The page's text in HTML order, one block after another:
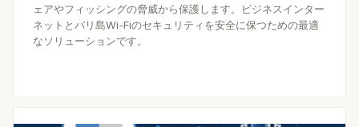
ェアやフィッシングの脅威から保護します。ビジネスインター
ネットとバリ島Wi-Fiのセキュリティを安全に保つための最適
なソリューションです。